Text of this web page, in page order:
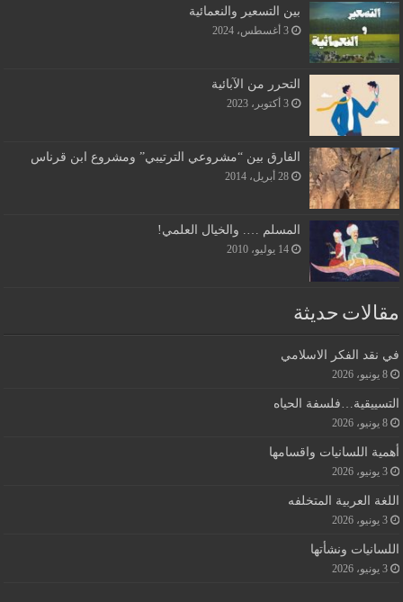
بين التسعير والنعمائية
3 أغسطس، 2024
التحرر من الآبائية
3 أكتوبر، 2023
الفارق بين “مشروعي الترتيبي” ومشروع ابن قرناس
28 أبريل، 2014
المسلم …. والخيال العلمي!
14 يوليو، 2010
مقالات حديثة
في نقد الفكر الاسلامي
8 يونيو، 2026
التسييقية…فلسفة الحياه
8 يونيو، 2026
أهمية اللسانيات واقسامها
3 يونيو، 2026
اللغة العربية المتخلفه
3 يونيو، 2026
اللسانيات ونشأتها
3 يونيو، 2026